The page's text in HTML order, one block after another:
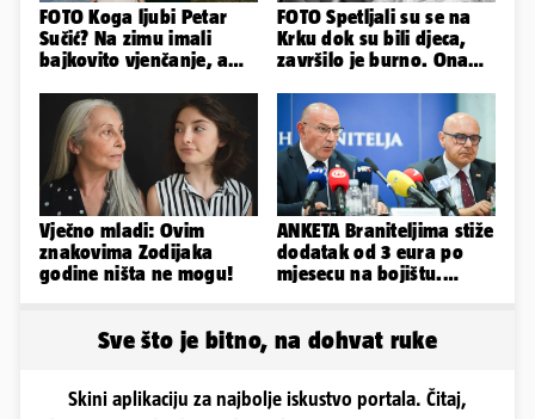
FOTO Koga ljubi Petar
Sučić? Na zimu imali
bajkovito vjenčanje, a
sin!
FOTO Spetljali su se na
Krku dok su bili djeca,
završilo je burno. Ona
Vječno mladi: Ovim
znakovima Zodijaka
godine ništa ne mogu!
ANKETA Braniteljima stiže
dodatak od 3 eura po
mjesecu na bojištu.
Sve što je bitno, na dohvat ruke
Skini aplikaciju za najbolje iskustvo portala. Čitaj,